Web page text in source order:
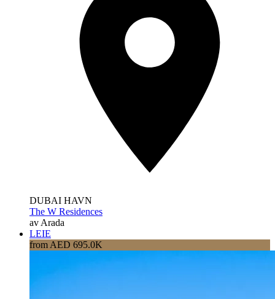
DUBAI HAVN
The W Residences
av Arada
LEIE
from AED 695.0K